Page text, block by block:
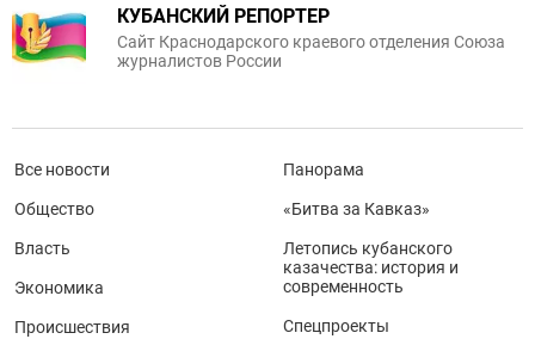
КУБАНСКИЙ РЕПОРТЕР
Сайт Краснодарского краевого отделения Союза
журналистов России
Все новости
Общество
Власть
Экономика
Происшествия
Панорама
«Битва за Кавказ»
Летопись кубанского
казачества: история и
современность
Спецпроекты